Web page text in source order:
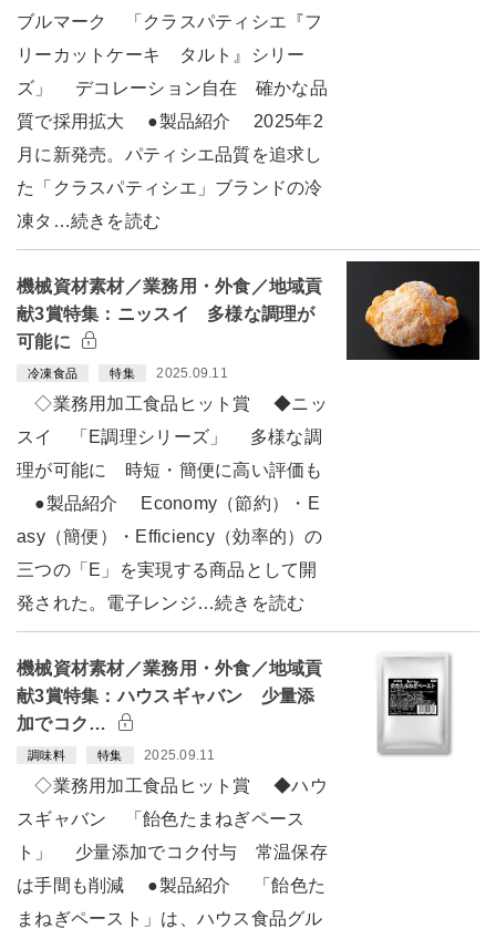
ブルマーク 「クラスパティシエ『フ
リーカットケーキ タルト』シリー
ズ」 デコレーション自在 確かな品
質で採用拡大 ●製品紹介 2025年2
月に新発売。パティシエ品質を追求し
た「クラスパティシエ」ブランドの冷
凍タ…続きを読む
機械資材素材／業務用・外食／地域貢
献3賞特集：ニッスイ 多様な調理が
可能に
冷凍食品 特集 2025.09.11
◇業務用加工食品ヒット賞 ◆ニッ
スイ 「E調理シリーズ」 多様な調
理が可能に 時短・簡便に高い評価も
●製品紹介 Economy（節約）・E
asy（簡便）・Efficiency（効率的）の
三つの「E」を実現する商品として開
発された。電子レンジ…続きを読む
機械資材素材／業務用・外食／地域貢
献3賞特集：ハウスギャバン 少量添
加でコク…
調味料 特集 2025.09.11
◇業務用加工食品ヒット賞 ◆ハウ
スギャバン 「飴色たまねぎペース
ト」 少量添加でコク付与 常温保存
は手間も削減 ●製品紹介 「飴色た
まねぎペースト」は、ハウス食品グル